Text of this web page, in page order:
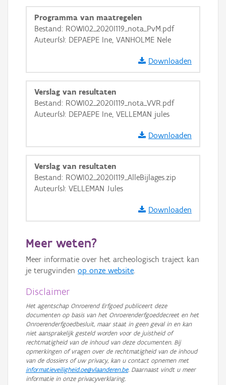
i
+ −
Basis Lagen
Ortho
GRB-Basiskaart
GRB-Basiskaart in grijswaarden
Programma van maatregelen
Bestand: ROWI02_2020I119_nota_PvM.pdf
Auteur(s): DEPAEPE Ine, VANHOLME Nele
Downloaden
Verslag van resultaten
Bestand: ROWI02_2020I119_nota_VVR.pdf
Auteur(s): DEPAEPE Ine, VELLEMAN jules
Downloaden
Verslag van resultaten
Bestand: ROWI02_2020I119_AlleBijlages.zip
Auteur(s): VELLEMAN Jules
Downloaden
Meer weten?
Meer informatie over het archeologisch traject kan
je terugvinden op onze website.
Disclaimer
Het agentschap Onroerend Erfgoed publiceert deze
documenten op basis van het Onroerenderfgoeddecreet en het
Onroerenderfgoedbesluit, maar staat in geen geval in en kan
niet aansprakelijk gesteld worden voor de juistheid of
rechtmatigheid van de inhoud van deze documenten. Bij
opmerkingen of vragen over de rechtmatigheid van de inhoud
van de dossiers of uw privacy, kan u contact opnemen met
informatieveiligheid.oe@vlaanderen.be. Daarnaast vindt u meer
informatie in onze privacyverklaring.